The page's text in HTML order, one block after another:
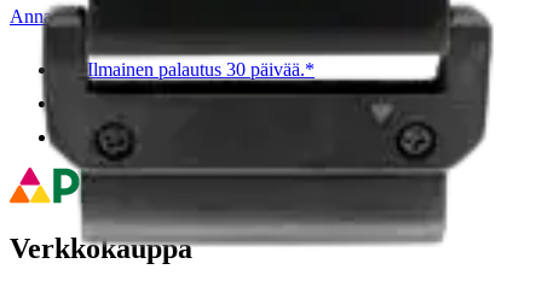
Anna palautetta
Ilmainen palautus 30 päivää.*
Nouto myymälästä ilman toimituskuluja.
Asiakasomistajalle Bonusta jopa 5 %.*
Verkkokauppa